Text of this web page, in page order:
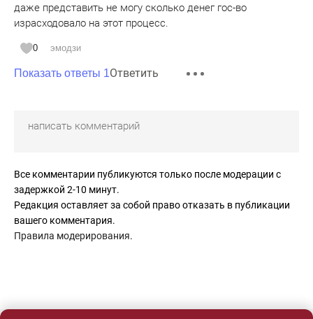
даже представить не могу сколько денег гос-во
израсходовало на этот процесс.
0 эмодзи
Показать ответы 1Ответить
Все комментарии публикуются только после модерации с
задержкой 2-10 минут.
Редакция оставляет за собой право отказать в публикации
вашего комментария.
Правила модерирования.